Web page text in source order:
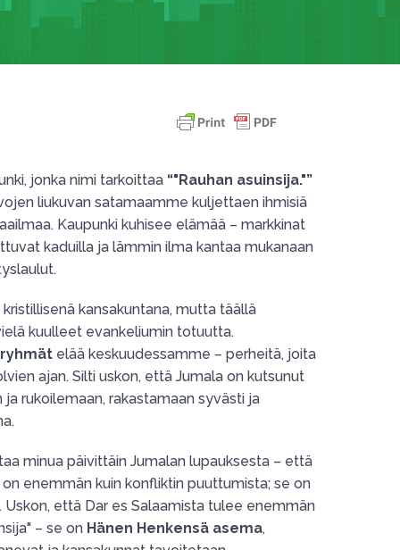
jonka nimi tarkoittaa “"Rauhan asuinsija."”
liukuvan satamaamme kuljettaen ihmisiä
Kaupunki kuhisee elämää – markkinat
kaduilla ja lämmin ilma kantaa mukanaan
kansakuntana, mutta täällä
kuulleet evankeliumin totuutta.
elää keskuudessamme – perheitä, joita
ajan. Silti uskon, että Jumala on kutsunut
rukoilemaan, rakastamaan syvästi ja
minua päivittäin Jumalan lupauksesta – että
on enemmän kuin konfliktin puuttumista; se on
Uskon, että Dar es Salaamista tulee enemmän
– se on Hänen Henkensä asema,